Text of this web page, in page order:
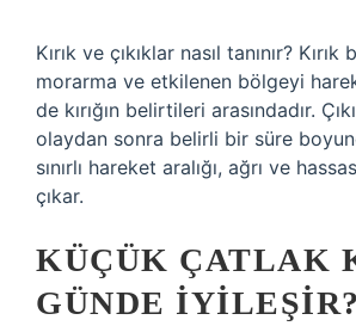
Kırık ve çıkıklar nasıl tanınır?
morarma ve etkilenen bölgeyi
de kırığın belirtileri arasındadır.
olaydan sonra belirli bir süre
sınırlı hareket aralığı, ağrı ve
çıkar.
KÜÇÜK ÇATLAK
GÜNDE IYILEŞIR?